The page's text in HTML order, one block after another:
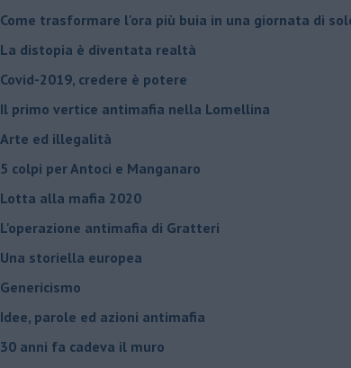
Come trasformare l'ora più buia in una giornata di
​La distopia è diventata realtà
Covid-2019, credere è potere
Il primo vertice antimafia nella Lomellina
Arte ed illegalità
​5 colpi per Antoci e Manganaro
Lotta alla mafia 2020
L'operazione antimafia di Gratteri
Una storiella europea
Genericismo
Idee, parole ed azioni antimafia
30 anni fa cadeva il muro